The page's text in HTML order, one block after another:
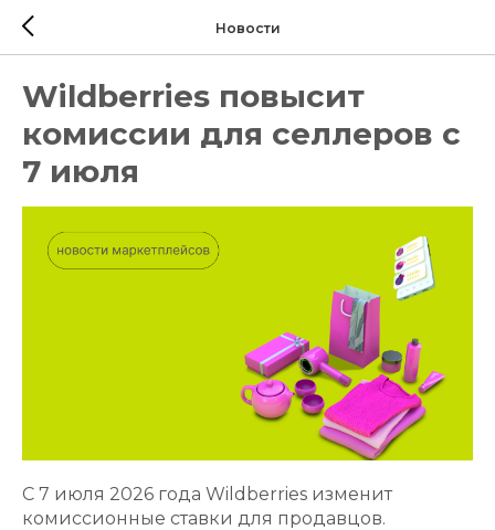
Новости
Wildberries повысит
комиссии для селлеров с
7 июля
С 7 июля 2026 года Wildberries изменит
комиссионные ставки для продавцов.